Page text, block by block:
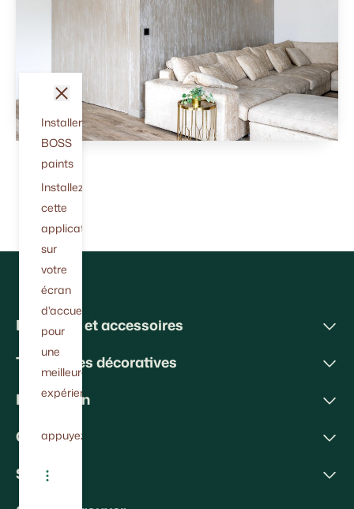
Peintures et accessoires
Techniques décoratives
Inspiration
Conseils
Soutien
Installer
BOSS
paints
Installez
cette
application
sur
votre
écran
d'accueil
pour
une
meilleure
expérience.
appuyez
fermer